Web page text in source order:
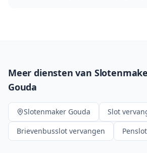
Meer diensten van
Gouda
Slotenmaker Gouda Slot
Brievenbusslot vervangen